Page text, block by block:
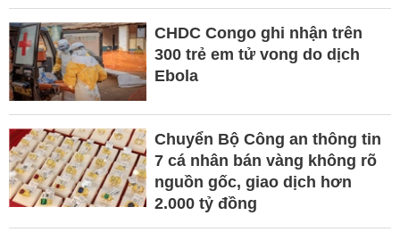
CHDC Congo ghi nhận trên
300 trẻ em tử vong do dịch
Ebola
Chuyển Bộ Công an thông tin
7 cá nhân bán vàng không rõ
nguồn gốc, giao dịch hơn
2.000 tỷ đồng